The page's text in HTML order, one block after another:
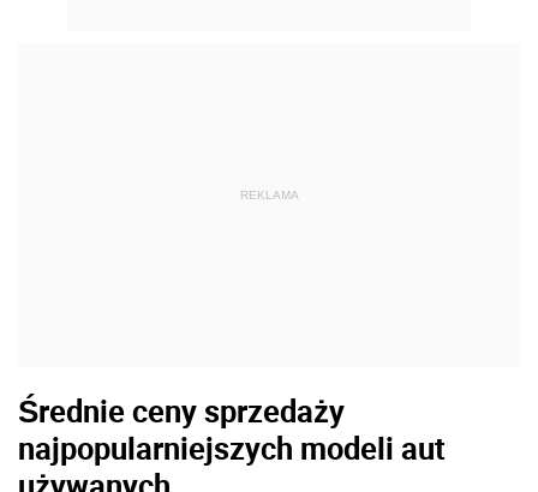
REKLAMA
Średnie ceny sprzedaży
najpopularniejszych modeli aut